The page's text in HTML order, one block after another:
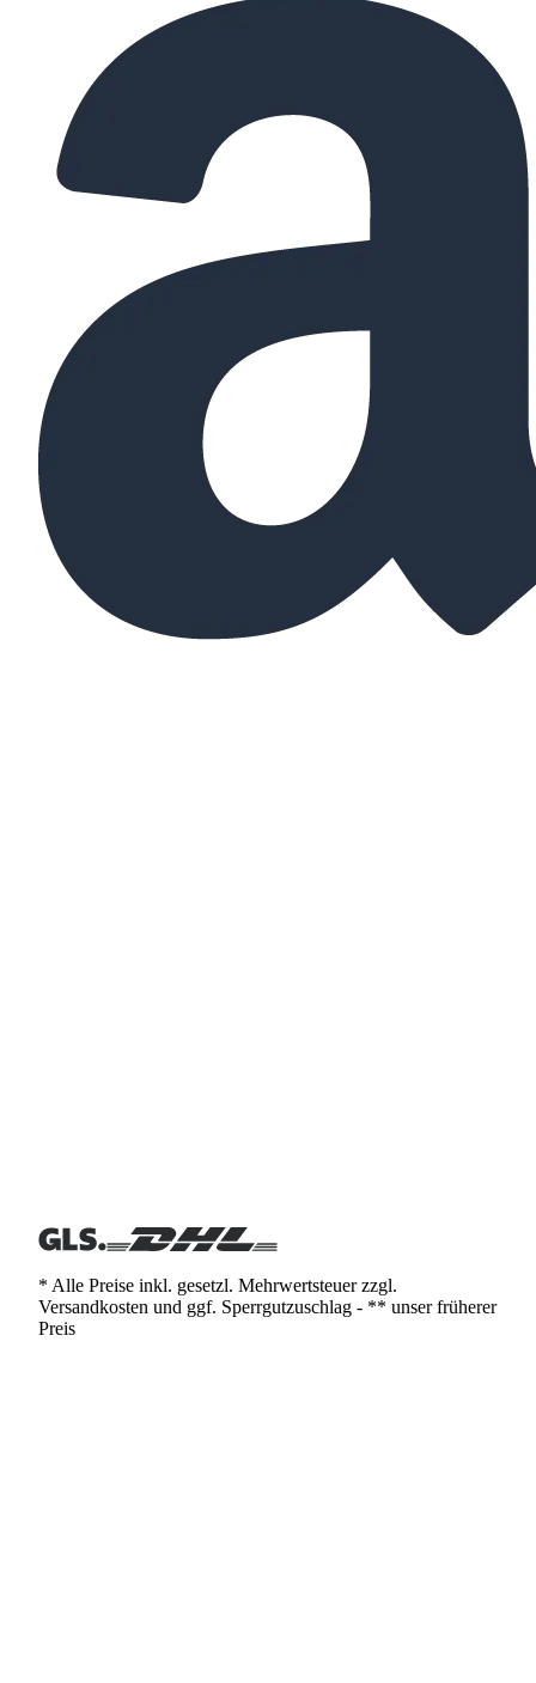
* Alle Preise inkl. gesetzl. Mehrwertsteuer zzgl.
Versandkosten und ggf. Sperrgutzuschlag - ** unser früherer
Preis